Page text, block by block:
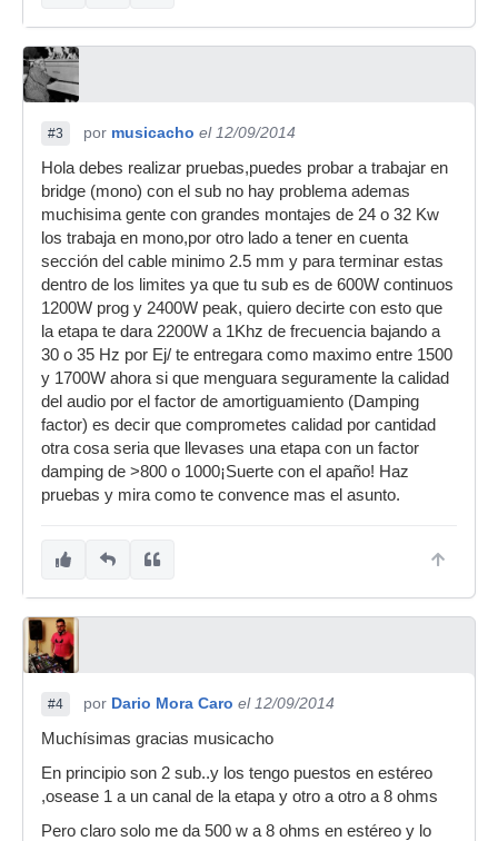
#3 por musicacho el 12/09/2014
Hola debes realizar pruebas,puedes probar a trabajar en
bridge (mono) con el sub no hay problema ademas
muchisima gente con grandes montajes de 24 o 32 Kw
los trabaja en mono,por otro lado a tener en cuenta
sección del cable minimo 2.5 mm y para terminar estas
dentro de los limites ya que tu sub es de 600W continuos
1200W prog y 2400W peak, quiero decirte con esto que
la etapa te dara 2200W a 1Khz de frecuencia bajando a
30 o 35 Hz por Ej/ te entregara como maximo entre 1500
y 1700W ahora si que menguara seguramente la calidad
del audio por el factor de amortiguamiento (Damping
factor) es decir que comprometes calidad por cantidad
otra cosa seria que llevases una etapa con un factor
damping de >800 o 1000¡Suerte con el apaño! Haz
pruebas y mira como te convence mas el asunto.
#4 por Dario Mora Caro el 12/09/2014
Muchísimas gracias musicacho
En principio son 2 sub..y los tengo puestos en estéreo
,osease 1 a un canal de la etapa y otro a otro a 8 ohms
Pero claro solo me da 500 w a 8 ohms en estéreo y lo